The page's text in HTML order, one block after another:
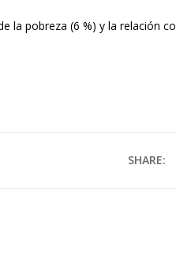
la pobreza (6 %) y la relación
SHARE: